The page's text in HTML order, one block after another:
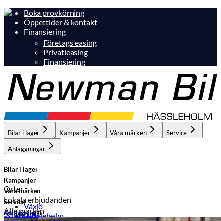
Boka provkörning
Öppettider & kontakt
Finansiering
Företagsleasing
Privatleasing
Finansiering
Bilar i lager Kampanjer Våra märken Service
Anläggningar
Bilar i lager
Orter
Växjö
Hässleholm
Kampanjer
Lokala erbjudanden
Hässleholm
Våra märken
Alla märken
Service
Anläggningar
Sälj din bil